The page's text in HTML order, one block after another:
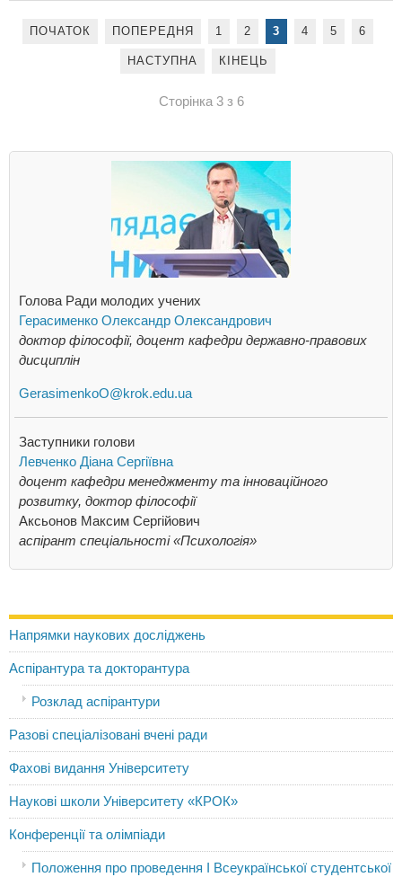
ПОЧАТОК ПОПЕРЕДНЯ 1 2 3 4 5 6
НАСТУПНА КІНЕЦЬ
Сторінка 3 з 6
Голова Ради молодих учених
Герасименко Олександр Олександрович
доктор філософії, доцент кафедри державно-правових
дисциплін
GerasimenkoO@krok.edu.ua
Заступники голови
Левченко Діана Сергіївна
доцент кафедри менеджменту та інноваційного
розвитку, доктор філософії
Аксьонов Максим Сергійович
аспірант спеціальності «Психологія»
Напрямки наукових досліджень
Аспірантура та докторантура
Розклад аспірантури
Разові спеціалізовані вчені ради
Фахові видання Університету
Наукові школи Університету «КРОК»
Конференції та олімпіади
Положення про проведення I Всеукраїнської студентської